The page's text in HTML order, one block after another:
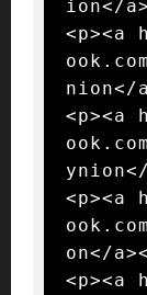
ion</
<p><a
nion</
<p><a
<p><a
on</
<p><a